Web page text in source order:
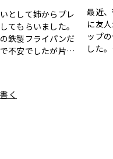
として姉からプレ
てもらいました。
鉄製フライパンだ
不安でしたが片手
洗い物も減って一
最近
に友
ップ
した。
く